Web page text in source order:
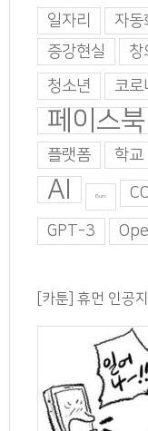
일자리 자동
증강현실
창
청소년
코로
페이스북
플랫폼 학교
AI Burn
GPT-3
[카툰] 휴먼 인공